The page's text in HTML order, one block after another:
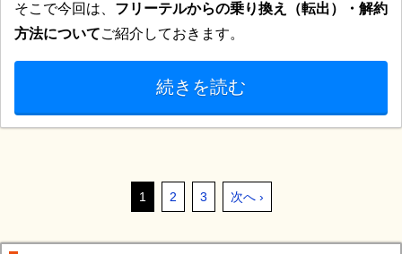
そこで今回は、 フリーテルからの乗り換え（転出）・解約
方法についてご紹介しておきます。
続きを読む
1 2 3 次へ ›